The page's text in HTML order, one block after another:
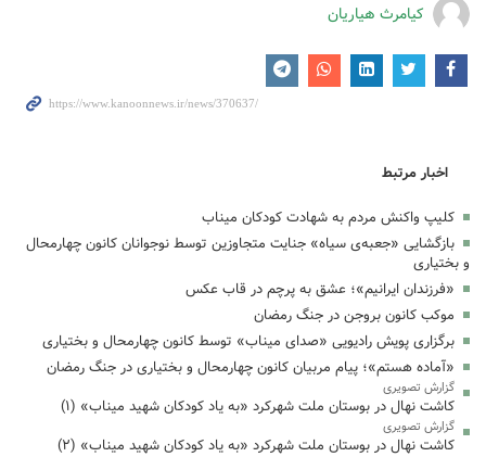
کیامرث هیاریان
اخبار مرتبط
کلیپ واکنش مردم به شهادت کودکان میناب
بازگشایی «جعبه‌ی سیاه» جنایت متجاوزین توسط نوجوانان کانون چهارمحال
و بختیاری
«فرزندان ایرانیم»؛ عشق به پرچم در قاب عکس
موکب کانون بروجن در جنگ رمضان
برگزاری پویش رادیویی «صدای میناب» توسط کانون چهارمحال و بختیاری
«آماده هستم»؛ پیام مربیان کانون چهارمحال و بختیاری در جنگ رمضان
گزارش تصویری
کاشت نهال در بوستان ملت شهرکرد «به یاد کودکان شهید میناب» (۱)
گزارش تصویری
کاشت نهال در بوستان ملت شهرکرد «به یاد کودکان شهید میناب» (۲)